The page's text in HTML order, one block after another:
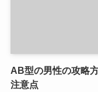
AB型の男性の攻略
注意点